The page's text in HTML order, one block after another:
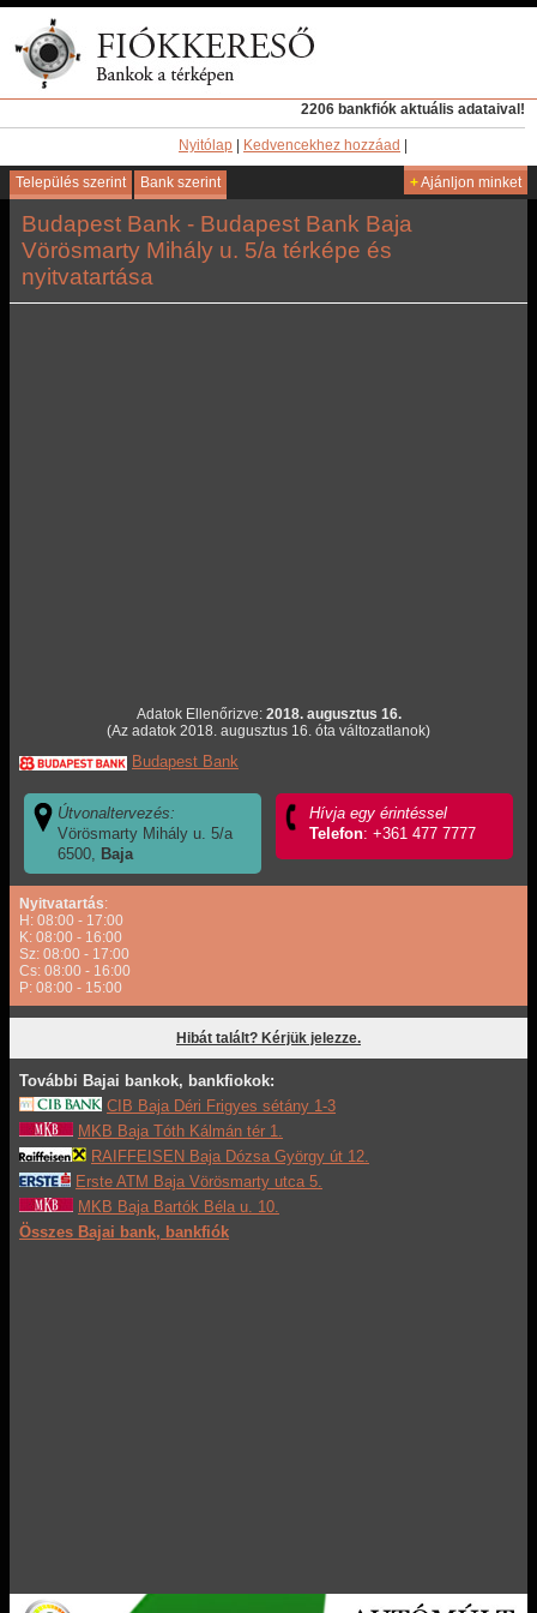
2206 bankfiók aktuális adataival!
Nyitólap Kedvencekhez hozzáad
Település szerint Bank szerint +Ajánljon minket
Budapest Bank - Budapest Bank Baja
Vörösmarty Mihály u. 5/a térképe és
nyitvatartása
Adatok Ellenőrizve: 2018. augusztus 16.
(Az adatok 2018. augusztus 16. óta változatlanok)
Budapest Bank
Útvonaltervezés:
Vörösmarty Mihály u. 5/a
6500, Baja
Hívja egy érintéssel
Telefon: +361 477 7777
Nyitvatartás:
H: 08:00 - 17:00
K: 08:00 - 16:00
Sz: 08:00 - 17:00
Cs: 08:00 - 16:00
P: 08:00 - 15:00
Hibát talált? Kérjük jelezze.
További Bajai bankok, bankfiokok:
CIB Baja Déri Frigyes sétány 1-3
MKB Baja Tóth Kálmán tér 1.
RAIFFEISEN Baja Dózsa György út 12.
Erste ATM Baja Vörösmarty utca 5.
MKB Baja Bartók Béla u. 10.
Összes Bajai bank, bankfiók